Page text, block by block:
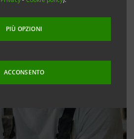
PIÙ OPZIONI
ACCONSENTO